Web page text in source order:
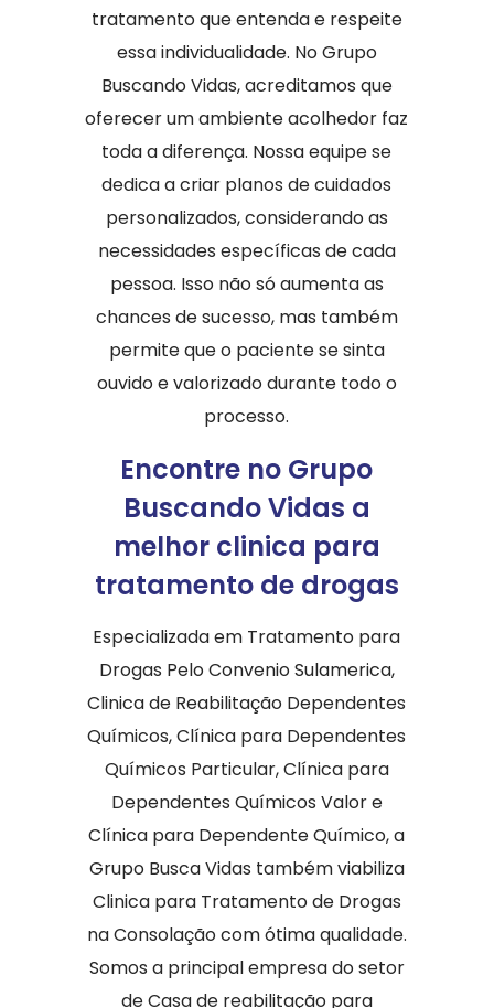
tratamento que entenda e respeite
essa individualidade. No Grupo
Buscando Vidas, acreditamos que
oferecer um ambiente acolhedor faz
toda a diferença. Nossa equipe se
dedica a criar planos de cuidados
personalizados, considerando as
necessidades específicas de cada
pessoa. Isso não só aumenta as
chances de sucesso, mas também
permite que o paciente se sinta
ouvido e valorizado durante todo o
processo.
Encontre no Grupo
Buscando Vidas a
melhor clinica para
tratamento de drogas
Especializada em Tratamento para
Drogas Pelo Convenio Sulamerica,
Clinica de Reabilitação Dependentes
Químicos, Clínica para Dependentes
Químicos Particular, Clínica para
Dependentes Químicos Valor e
Clínica para Dependente Químico, a
Grupo Busca Vidas também viabiliza
Clinica para Tratamento de Drogas
na Consolação com ótima qualidade.
Somos a principal empresa do setor
de Casa de reabilitação para